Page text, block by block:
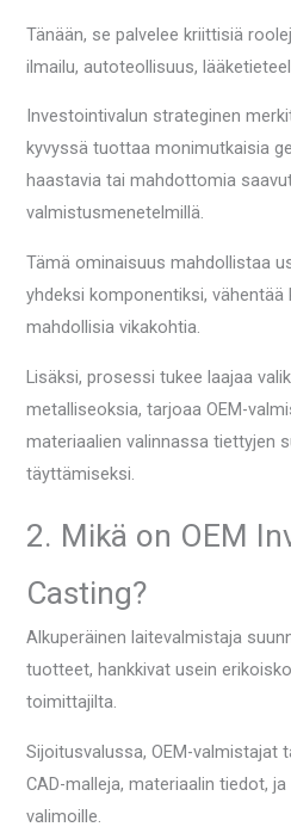
Tänään, se palvelee kriittisiä
ilmailu, autoteollisuus,
Investointivalun strateginen
kyvyssä tuottaa monimutkaisia
haastavia tai mahdottomia
valmistusmenetelmillä.
Tämä ominaisuus mahdollistaa
yhdeksi komponentiksi,
mahdollisia vikakohtia.
Lisäksi, prosessi tukee laajaa
metalliseoksia, tarjoaa OEM-
materiaalien valinnassa tiettyjen
täyttämiseksi.
2. Mikä on OEM
Casting?
Alkuperäinen laitevalmistaja
tuotteet, hankkivat usein
toimittajilta.
Sijoitusvalussa, OEM-valmistajat
CAD-malleja, materiaalin tiedot,
valimoille.